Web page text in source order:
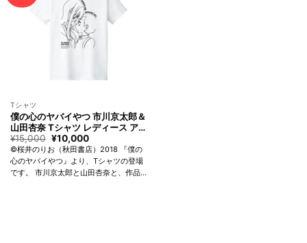
Tシャツ
僕の心のヤバイやつ 市川京太郎＆
山田杏奈 Tシャツ レディース ア
ルマビアンカ The Dangers in My
Heart Kyotaro Ichikawa ＆ Anna
Yamada T-shirt Women arma
bianca
¥15,000 元
の
価
格
は
¥10,000現
在
の
価
格
©桜井のりお（秋田書店）2018 『僕の
心のヤバイやつ』より、Tシャツの登場
です。 市川京太郎と山田杏奈と、作品